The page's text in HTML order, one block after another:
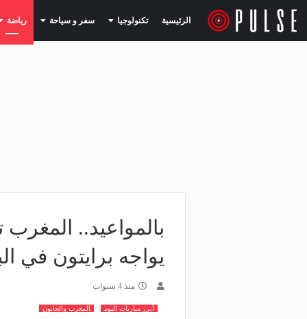
الرئيسية تكنولوجيا (current) سفر و سياحة (current) رياضة
بالمواعيد..
يواجه برايتون في
منذ 4 سنوات
أبرز مباريات اليوم المغرب والجابون